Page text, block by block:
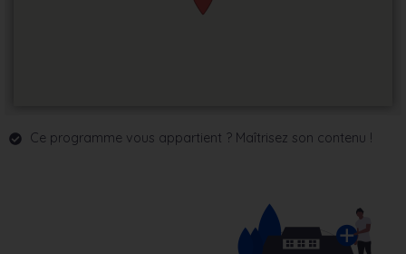
Ce programme vous appartient ? Maîtrisez son contenu !